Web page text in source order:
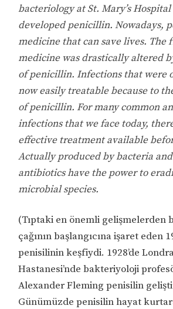
bacteriology at St. Mary’s
developed penicillin. Nowadays,
medicine that can save lives. The
medicine was drastically altered
of penicillin. Infections that were
now easily treatable because to
of penicillin. For many common
infections that we face today,
effective treatment available
Actually produced by bacteria
antibiotics have the power to
microbial species.
(Tıptaki en önemli gelişmelerden
çağının başlangıcına işaret eden
penisilinin keşfiydi. 1928’de
Hastanesi’nde bakteriyoloji
Alexander Fleming penisilin
Günümüzde penisilin hayat